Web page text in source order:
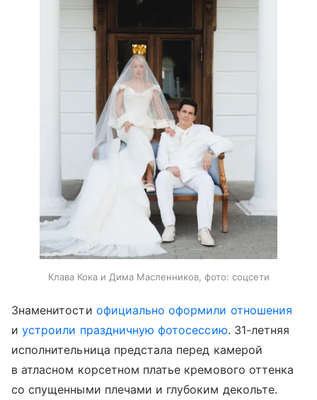
Клава Кока и Дима Масленников, фото: соцсети
Знаменитости официально оформили отношения
иустроили праздничную фотосессию. 31-летняя
исполнительница предстала перед камерой
в атласном корсетном платье кремового оттенка
со спущенными плечами и глубоким декольте.